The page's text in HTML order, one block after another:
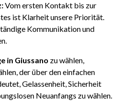
Vom ersten Kontakt bis zur
ist Klarheit unsere Priorität.
Kommunikation und
in Giussano zu wählen,
der über den einfachen
Gelassenheit, Sicherheit
Neuanfangs zu wählen.